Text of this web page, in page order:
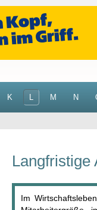
K L M N
Langfristige
Im